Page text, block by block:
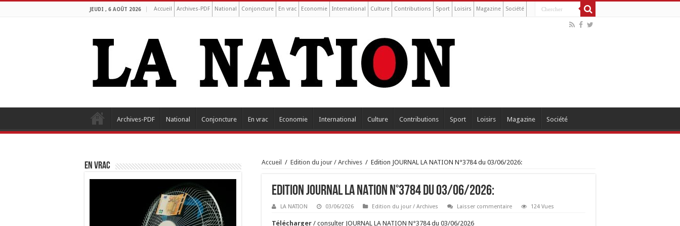
JEUDI , 6 AOÛT 2026 Accueil Archives-PDF National Conjoncture En vrac Economie International Culture Contributions Sport Loisirs Magazine Société
Archives-PDF National Conjoncture En vrac Economie International Culture Contributions Sport Loisirs Magazine Société
Accueil / Edition du jour / Archives / Edition JOURNAL LA NATION N°3784 du 03/06/2026:
Edition JOURNAL LA NATION N°3784 du 03/06/2026:
LA NATION 03/06/2026 Edition du jour / Archives Laisser commentaire 124 Vues
Tél écharger / consulter JOURNAL LA NATION N°3784 du 03/06/2026
EN VRAC